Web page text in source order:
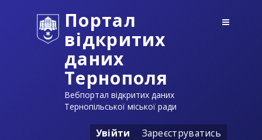
Портал
відкритих
даних
Тернополя
Вебпортал відкритих даних
Тернопільської міської ради
Увійти Зареєструватись